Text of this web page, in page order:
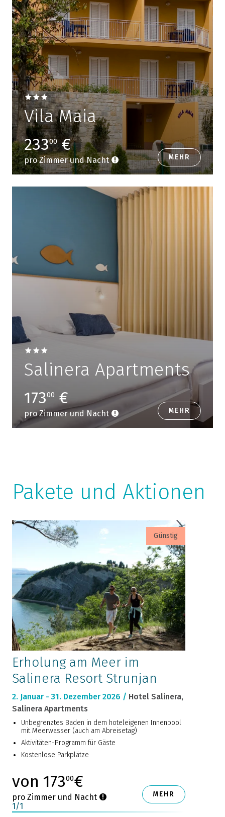
Vila Maia
23300€
pro Zimmer und Nacht MEHR
Salinera Apartments
17300 €
pro Zimmer und Nacht MEHR
Pakete und Aktionen
Günstig
Erholung am Meer im
Salinera Resort Strunjan
2. Januar - 31. Dezember 2026 / Hotel Salinera,
Salinera Apartments
Unbegrenztes Baden in dem hoteleigenen Innenpool
mit Meerwasser (auch am Abreisetag)
Aktivitäten-Programm für Gäste
Kostenlose Parkplätze
von 17300€
pro Zimmer und Nacht MEHR
1/1